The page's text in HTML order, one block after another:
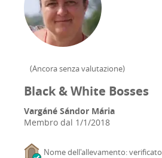
(Ancora senza valutazione)
Black & White Bosses
Vargáné Sándor Mária
Membro dal 1/1/2018
Nome dell'allevamento: verificato